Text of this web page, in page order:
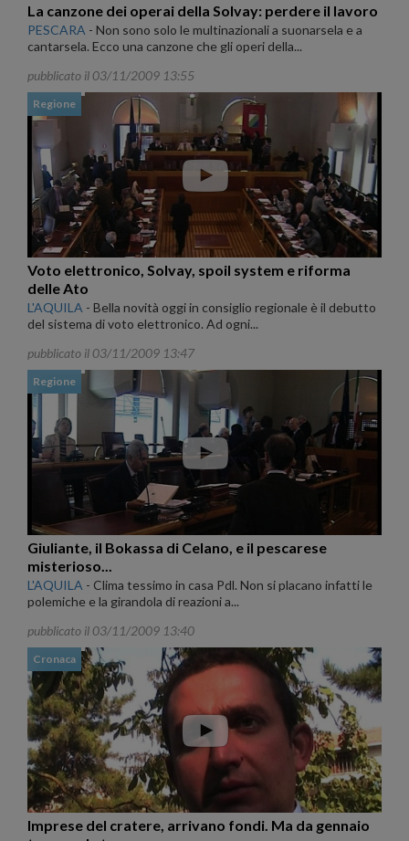
La canzone dei operai della Solvay: perdere il lavoro
PESCARA - Non sono solo le multinazionali a suonarsela e a
cantarsela. Ecco una canzone che gli operi della...
pubblicato il 03/11/2009 13:55
Regione
Voto elettronico, Solvay, spoil system e riforma
delle Ato
L'AQUILA - Bella novità oggi in consiglio regionale è il debutto
del sistema di voto elettronico. Ad ogni...
pubblicato il 03/11/2009 13:47
Regione
Giuliante, il Bokassa di Celano, e il pescarese
misterioso...
L'AQUILA - Clima tessimo in casa Pdl. Non si placano infatti le
polemiche e la girandola di reazioni a...
pubblicato il 03/11/2009 13:40
Cronaca
Imprese del cratere, arrivano fondi. Ma da gennaio